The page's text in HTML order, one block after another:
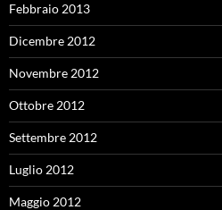
Febbraio 2013
Dicembre 2012
Novembre 2012
Ottobre 2012
Settembre 2012
Luglio 2012
Maggio 2012